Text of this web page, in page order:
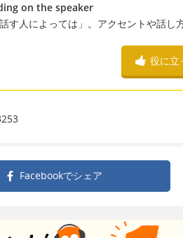
on the speaker
人によっては」。アクセントや話し
役に立
Facebookでシェア